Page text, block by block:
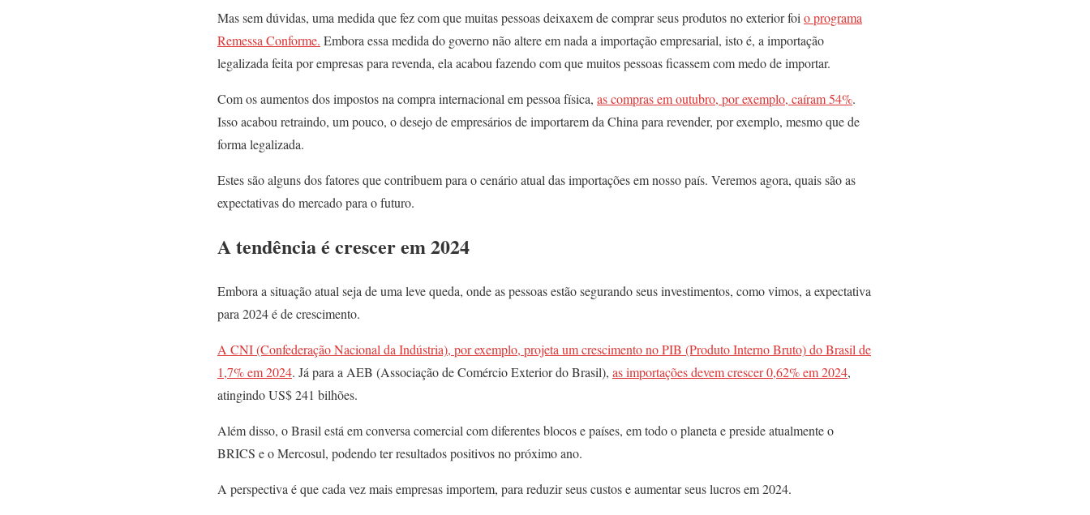
Mas sem dúvidas, uma medida que fez com que muitas pessoas deixaxem de comprar seus produtos no exterior foi o programa
Remessa Conforme. Embora essa medida do governo não altere em nada a importação empresarial, isto é, a importação
legalizada feita por empresas para revenda, ela acabou fazendo com que muitos pessoas ficassem com medo de importar.
Com os aumentos dos impostos na compra internacional em pessoa física, as compras em outubro, por exemplo, caíram 54%.
Isso acabou retraindo, um pouco, o desejo de empresários de importarem da China para revender, por exemplo, mesmo que de
forma legalizada.
Estes são alguns dos fatores que contribuem para o cenário atual das importações em nosso país. Veremos agora, quais são as
expectativas do mercado para o futuro.
A tendência é crescer em 2024
Embora a situação atual seja de uma leve queda, onde as pessoas estão segurando seus investimentos, como vimos, a expectativa
para 2024 é de crescimento.
A CNI (Confederação Nacional da Indústria), por exemplo, projeta um crescimento no PIB (Produto Interno Bruto) do Brasil de
1,7% em 2024. Já para a AEB (Associação de Comércio Exterior do Brasil), as importações devem crescer 0,62% em 2024,
atingindo US$ 241 bilhões.
Além disso, o Brasil está em conversa comercial com diferentes blocos e países, em todo o planeta e preside atualmente o
BRICS e o Mercosul, podendo ter resultados positivos no próximo ano.
A perspectiva é que cada vez mais empresas importem, para reduzir seus custos e aumentar seus lucros em 2024.